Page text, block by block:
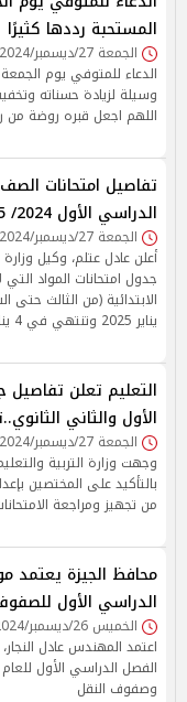
المستحبة رددها كثيرًا
الجمعة 27/ديسمبر/2024 - 10:29 ص
الدعاء للمتوفي يوم
وسيلة لزيادة حسناته
اللهم اجعل قبره روضة من
تفاصيل امتحانات
الدراسي الأول 2024/ 2025 بجنوب سيناء
الجمعة 27/ديسمبر/2024 - 04:45 ص
أعلن عادل عتلم، وكيل وزارة
جدول امتحانات المواد
يناير 2025 وتنتهي في 4 يناير من نفس الشهر.
التعليم تعلن تفاصيل
الأول والثاني
الجمعة 27/ديسمبر/2024 - 12:13 ص
وجهت وزارة التربية
بالتأكيد على المختصين
من تجهيز ومراجعة
محافظ الجيزة يعتمد
الدراسي الأول
الخميس 26/ديسمبر/2024 - 10:40 م
اعتمد المهندس عادل
وصفوف النقل